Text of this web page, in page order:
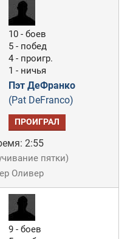
10 - боев
5 - побед
4 - проигр.
1 - ничья
Пэт ДеФранко
(Pat DeFranco)
ПРОИГРАЛ
2:55
пятки)
Оливер
9 - боев